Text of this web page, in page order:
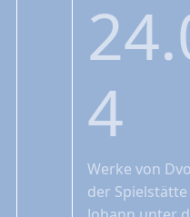
4
Werke von
der Spielstätte